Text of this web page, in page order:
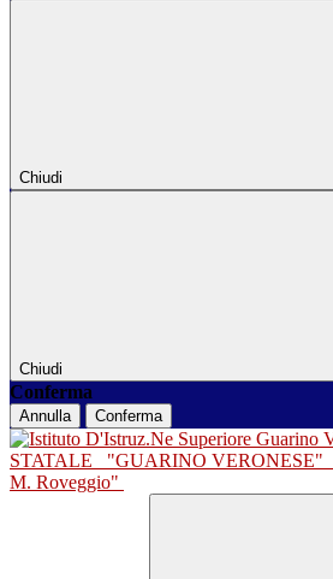
Chiudi
Chiudi
Conferma
Annulla Conferma
STATALE
"GUARINO VERONESE"
M. Roveggio"